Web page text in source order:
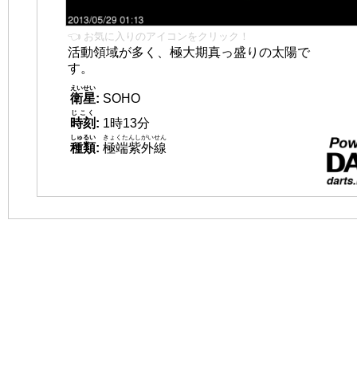
👈 お気に入りのアイコンをクリック！
活動領域が多く、極大期真っ盛りの太陽で
す。
衛星
えいせい
: SOHO
時刻
じこく
: 1時13分
種類
しゅるい
: 極端紫外線
きょくたんしがいせん